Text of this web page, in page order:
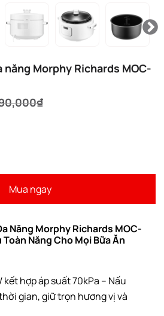
Morphy Richards MOC-
Mua ngay
Năng Morphy Richards MOC-
Toàn Năng Cho Mọi Bữa Ăn
hợp áp suất 70kPa – Nấu
gian, giữ trọn hương vị và